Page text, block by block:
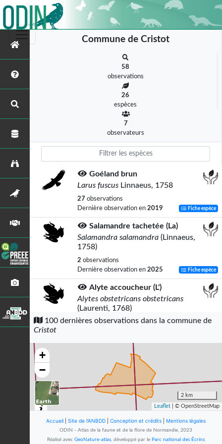
Commune de Cristot
58
observations
26
espèces
7
observateurs
Goéland brun
Larus fuscus Linnaeus, 1758
27 observations
Dernière observation en 2019 Fiche espèce
Salamandre tachetée (La)
Salamandra salamandra (Linnaeus,
1758)
2 observations
Dernière observation en 2025 Fiche espèce
Alyte accoucheur (L')
Alytes obstetricans obstetricans
(Laurenti, 1768)
2observations
Crapaud commun (Le)
(Linnaeus, 1758)
observations
Dernière observation en2000 Fiche espèce
Alouette des champs
Alauda arvensisLinnaeus, 1758
observations
Fiche espèce
100 dernières observations dans la commune de
Cristot
+
−
2 km
Leaflet | © OpenStreetMap
Accueil Site de l'ANBDD Conception et crédits Mentions légales
ODIN - Atlas de la faune et de la flore de Normandie, 2023
Réalisé avec GeoNature-atlas, développé par le Parc national des Écrins